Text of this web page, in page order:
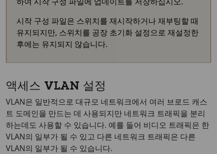
시작 구성 파일은 스위치를 재시작하거나 재부팅할 때
유지되지만, 스위치를 공장 초기화 설정으로 재설정한
후에는 유지되지 않습니다.
액세스 VLAN 설정
VLAN은 일반적으로 대규모 네트워크에서 여러 브로드 캐스
트 도메인을 만드는 데 사용되지만 네트워크 트래픽을 분리
하는데도 사용할 수 있습니다. 예를 들어 비디오 트래픽은 한
VLAN의 일부가 될 수 있고 다른 네트워크 트래픽은 다른
VLAN의 일부가 될 수 있습니다.